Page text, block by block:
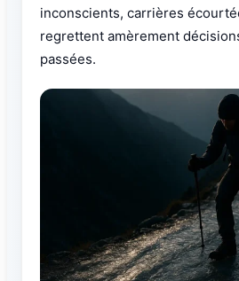
inconscients, carrières
regrettent amèrement
passées.